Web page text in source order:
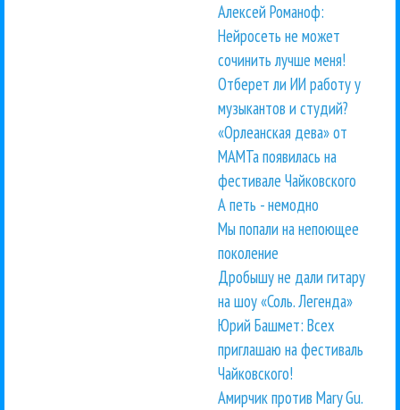
Алексей Романоф:
Нейросеть не может
сочинить лучше меня!
Отберет ли ИИ работу у
музыкантов и студий?
«Орлеанская дева» от
МАМТа появилась на
фестивале Чайковского
А петь - немодно
Мы попали на непоющее
поколение
Дробышу не дали гитару
на шоу «Соль. Легенда»
Юрий Башмет: Всех
приглашаю на фестиваль
Чайковского!
Амирчик против Mary Gu.